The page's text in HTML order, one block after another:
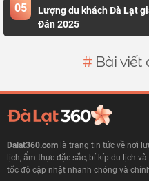
05
Lượng du khách Đà Lạt
Đán 2025
#Bài viết
Dalat360.com là trang tin tức về nơi
lịch, ẩm thực đặc sắc, bí kíp du lịch
tốc độ cập nhật nhanh chóng và